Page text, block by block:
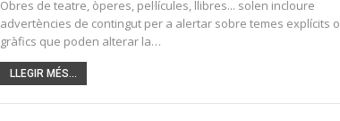
Obres de teatre, òperes, pel·lícules, llibres... solen incloure
advertències de contingut per a alertar sobre temes explícits o
gràfics que poden alterar la…
LLEGIR MÉS...